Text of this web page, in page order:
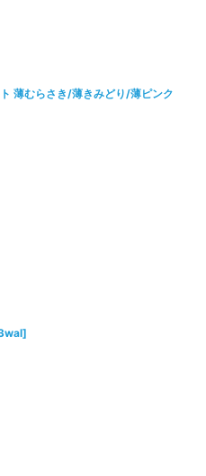
薄むらさき/薄きみどり/薄ピンク
]